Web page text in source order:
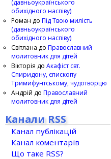
(давньоукраїнського
обихідного наспіву)
Роман до Під Твою милість
(давньоукраїнського
обихідного наспіву)
Світлана до Православний
молитовник для дітей
Вікторія до Акафіст свт.
Спиридону, єпископу
Тримифунтському, чудотворцю
Андрій до Православний
молитовник для дітей
Канали RSS
Канал публікацій
Канал коментарів
Що таке RSS?